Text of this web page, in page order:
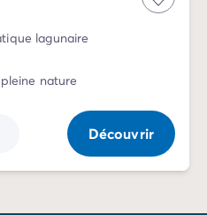
lagunaire
nature
Découvrir